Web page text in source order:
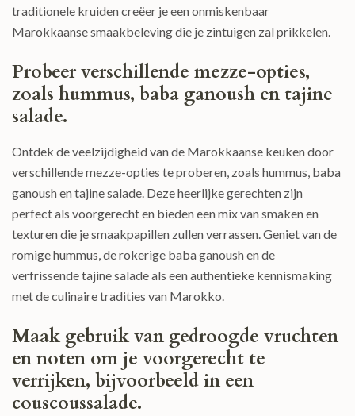
traditionele kruiden creëer je een onmiskenbaar
Marokkaanse smaakbeleving die je zintuigen zal prikkelen.
Probeer verschillende mezze-opties,
zoals hummus, baba ganoush en tajine
salade.
Ontdek de veelzijdigheid van de Marokkaanse keuken door
verschillende mezze-opties te proberen, zoals hummus, baba
ganoush en tajine salade. Deze heerlijke gerechten zijn
perfect als voorgerecht en bieden een mix van smaken en
texturen die je smaakpapillen zullen verrassen. Geniet van de
romige hummus, de rokerige baba ganoush en de
verfrissende tajine salade als een authentieke kennismaking
met de culinaire tradities van Marokko.
Maak gebruik van gedroogde vruchten
en noten om je voorgerecht te
verrijken, bijvoorbeeld in een
couscoussalade.